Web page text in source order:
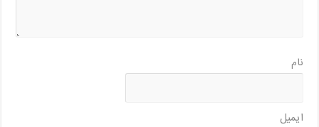
نام
ایمیل